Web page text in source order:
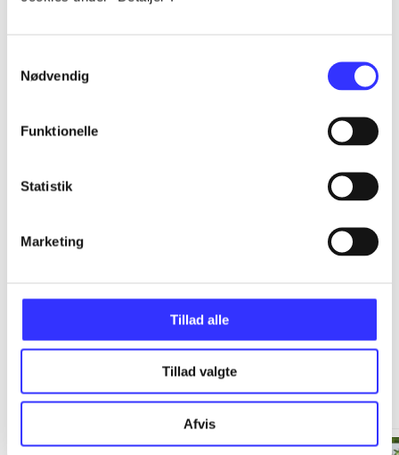
Nødvendig
Funktionelle
Statistik
Marketing
Tillad alle
Tillad valgte
Afvis
...
...
...
...
Minder om